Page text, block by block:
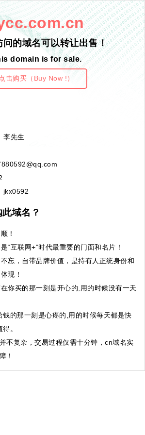
问的域名可以转让出售！
domain is for sale.
点击购买（Buy Now !）
李先生
jkx0592
域名？
！
“互联网+”时代最重要的门面和名片！
忘，自带品牌价值，是持有人正统身份和
现！
你买的那一刻是开心的,用的时候没有一天
钱的那一刻是心疼的,用的时候每天都是快
。
不复杂，交易过程仅需十分钟，cn域名实
！